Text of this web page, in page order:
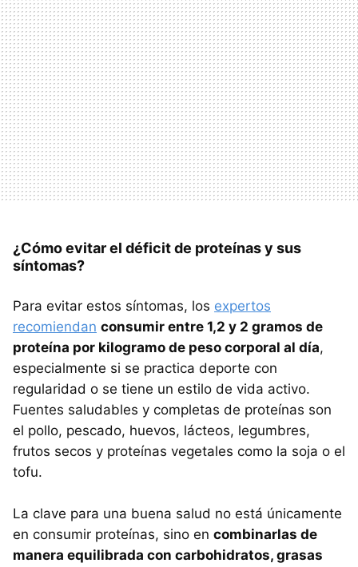
¿Cómo evitar el déficit de proteínas y sus
síntomas?
Para evitar estos síntomas, los expertos
recomiendan consumir entre 1,2 y 2 gramos de
proteína por kilogramo de peso corporal al día,
especialmente si se practica deporte con
regularidad o se tiene un estilo de vida activo.
Fuentes saludables y completas de proteínas son
el pollo, pescado, huevos, lácteos, legumbres,
frutos secos y proteínas vegetales como la soja o el
tofu.
La clave para una buena salud no está únicamente
en consumir proteínas, sino en combinarlas de
manera equilibrada con carbohidratos, grasas